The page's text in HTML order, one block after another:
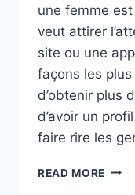
une femme
veut attirer
site ou une
façons les
d’obtenir plus
d’avoir un
faire rire les
READ MORE